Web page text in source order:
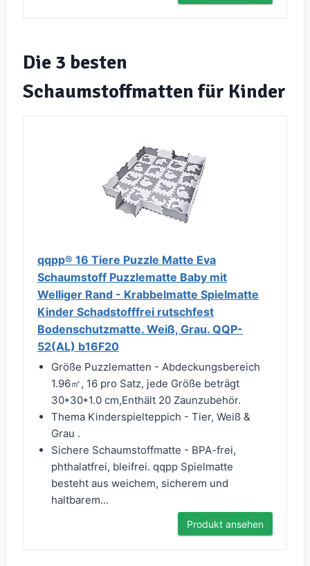
Die 3 besten
Schaumstoffmatten für Kinder
qqpp® 16 Tiere Puzzle Matte Eva
Schaumstoff Puzzlematte Baby mit
Welliger Rand - Krabbelmatte Spielmatte
Kinder Schadstofffrei rutschfest
Bodenschutzmatte. Weiß, Grau. QQP-
52(AL) b16F20
Größe Puzzlematten - Abdeckungsbereich
1.96㎡, 16 pro Satz, jede Größe beträgt
30*30*1.0 cm,Enthält 20 Zaunzubehör.
Thema Kinderspielteppich - Tier, Weiß &
Grau .
Sichere Schaumstoffmatte - BPA-frei,
phthalatfrei, bleifrei. qqpp Spielmatte
besteht aus weichem, sicherem und
haltbarem...
Produkt ansehen